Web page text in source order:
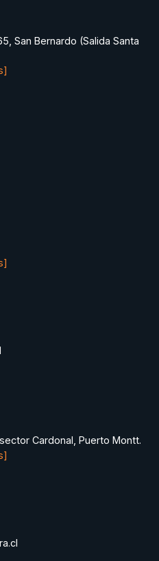
San Bernardo (Salida Santa
Cardonal, Puerto Montt.